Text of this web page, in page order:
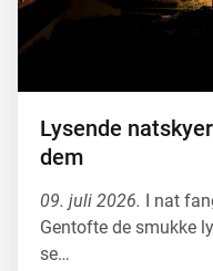
Lysende
dem
09. juli 2026. I nat
Gentofte de smukke
se…